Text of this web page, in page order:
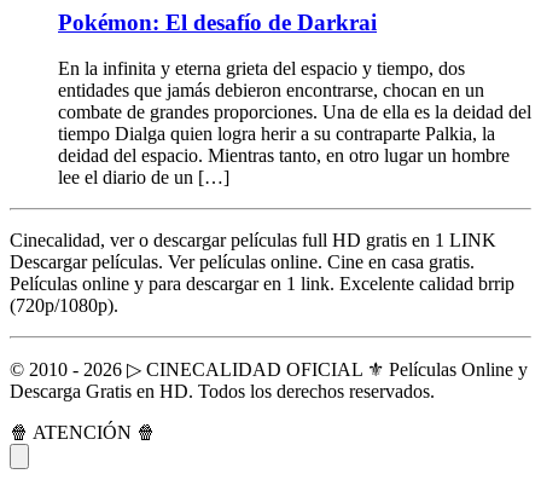
Pokémon: El desafío de Darkrai
En la infinita y eterna grieta del espacio y tiempo, dos
entidades que jamás debieron encontrarse, chocan en un
combate de grandes proporciones. Una de ella es la deidad del
tiempo Dialga quien logra herir a su contraparte Palkia, la
deidad del espacio. Mientras tanto, en otro lugar un hombre
lee el diario de un […]
Cinecalidad, ver o descargar películas full HD gratis en 1 LINK
Descargar películas. Ver películas online. Cine en casa gratis.
Películas online y para descargar en 1 link. Excelente calidad brrip
(720p/1080p).
© 2010 - 2026 ▷ CINECALIDAD OFICIAL ⚜️ Películas Online y
Descarga Gratis en HD. Todos los derechos reservados.
🍿 ATENCIÓN 🍿